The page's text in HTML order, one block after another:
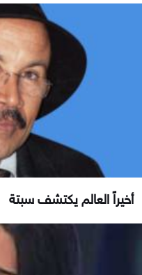
أخيراً العالم يكتشف سبتة